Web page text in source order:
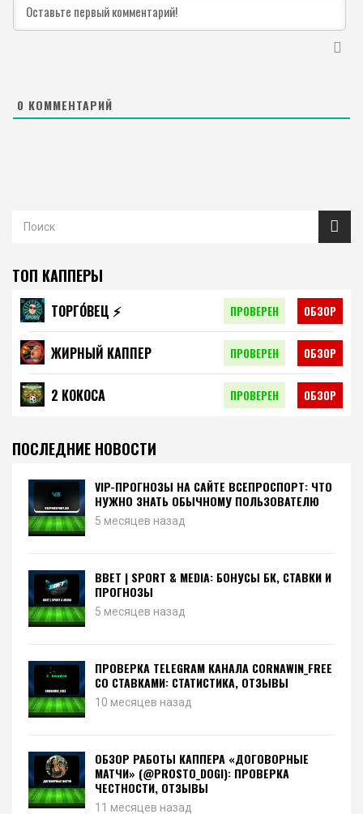
0 КОММЕНТАРИЙ
ТОП КАППЕРЫ
ТОРГО́ВЕЦ ⚡️ ПРОВЕРЕН ОБЗОР
ЖИРНЫЙ КАППЕР ПРОВЕРЕН ОБЗОР
2 КОКОСА ПРОВЕРЕН ОБЗОР
ПОСЛЕДНИЕ НОВОСТИ
VIP-ПРОГНОЗЫ НА САЙТЕ ВСЕПРОСПОРТ: ЧТО
НУЖНО ЗНАТЬ ОБЫЧНОМУ ПОЛЬЗОВАТЕЛЮ
5 месяцев назад
BBET | SPORT & MEDIA: БОНУСЫ БК, СТАВКИ И
ПРОГНОЗЫ
5 месяцев назад
ПРОВЕРКА TELEGRAM КАНАЛА CORNAWIN_FREE
СО СТАВКАМИ: СТАТИСТИКА, ОТЗЫВЫ
10 месяцев назад
ОБЗОР РАБОТЫ КАППЕРА «ДОГОВОРНЫЕ
МАТЧИ» (@PROSTO_DOGI): ПРОВЕРКА
ЧЕСТНОСТИ, ОТЗЫВЫ
11 месяцев назад